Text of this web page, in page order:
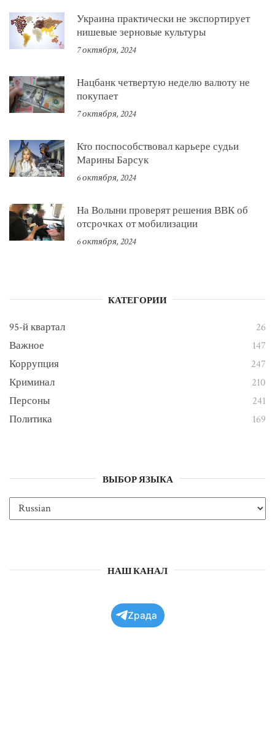
Украина практически не экспортирует
нишевые зерновые культуры
7 октября, 2024
Нацбанк четвертую неделю валюту не
покупает
7 октября, 2024
Кто поспособствовал карьере судьи
Марины Барсук
6 октября, 2024
На Волыни проверят решения ВВК об
отсрочках от мобилизации
6 октября, 2024
КАТЕГОРИИ
95-й квартал
26
Важное
147
Коррупция
247
Криминал
210
Персоны
241
Политика
169
ВЫБОР ЯЗЫКА
НАШ КАНАЛ
Zрада